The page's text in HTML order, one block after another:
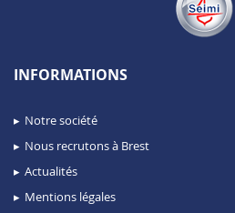
INFORMATIONS
Notre société
Nous recrutons à Brest
Actualités
Mentions légales